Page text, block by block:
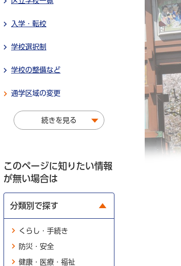
入学・転校
学校選択制
学校の整備など
通学区域の変更
続きを見る
このページに知りたい情報
が無い場合は
分類別で探す
くらし・手続き
防災・安全
健康・医療・福祉